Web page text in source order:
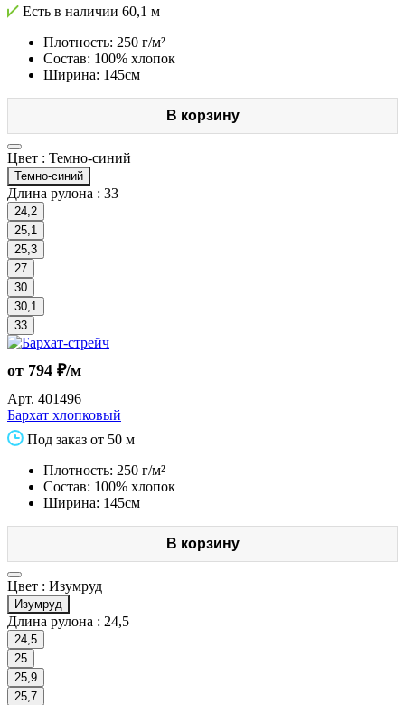
Есть в наличии 60,1 м
Плотность: 250 г/м²
Состав: 100% хлопок
Ширина: 145см
В корзину
Цвет : Темно-синий
Темно-синий
Длина рулона : 33
24,2
25,1
25,3
27
30
30,1
33
от 794 ₽/м
Арт. 401496
Бархат хлопковый
Под заказ от 50 м
Плотность: 250 г/м²
Состав: 100% хлопок
Ширина: 145см
В корзину
Цвет : Изумруд
Изумруд
Длина рулона : 24,5
24,5
25
25,9
25,7